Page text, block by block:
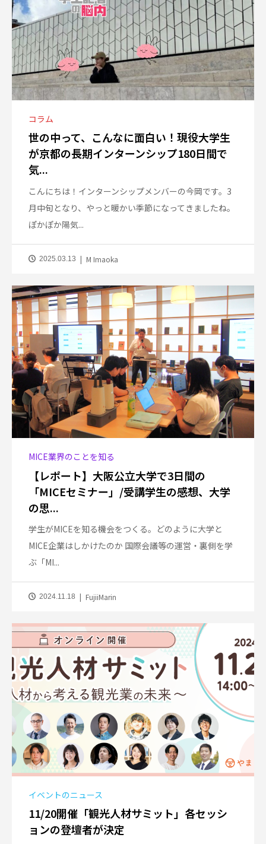
コラム
世の中って、こんなに面白い！現役大学生
が京都の長期インターンシップ180日間で
気...
こんにちは！インターンシップメンバーの今岡です。3
月中旬となり、やっと暖かい季節になってきましたね。
ぽかぽか陽気...
2025.03.13 M Imaoka
MICE業界のことを知る
【レポート】大阪公立大学で3日間の
「MICEセミナー」/受講学生の感想、大学
の思...
学生がMICEを知る機会をつくる。どのように大学と
MICE企業はしかけたのか 国際会議等の運営・裏側を学
ぶ「MI...
2024.11.18 FujiiMarin
イベントのニュース
11/20開催「観光人材サミット」各セッシ
ョンの登壇者が決定